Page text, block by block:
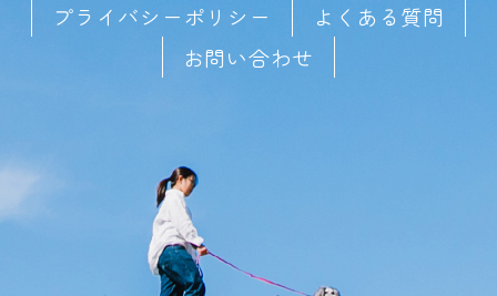
プライバシーポリシー
よくある質問
お問い合わせ